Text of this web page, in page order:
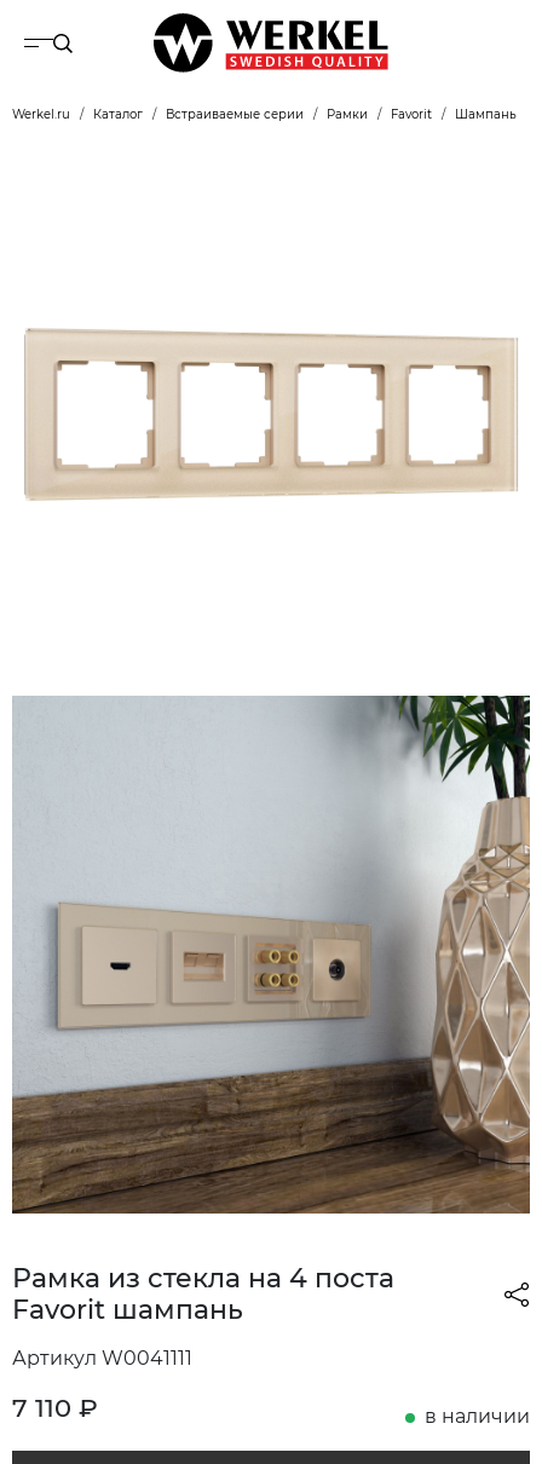
Werkel.ru Каталог Встраиваемые серии Рамки Favorit Шампань
Рамка из стекла на 4 поста
Favorit шампань
Артикул W0041111
7 110 ₽ в наличии